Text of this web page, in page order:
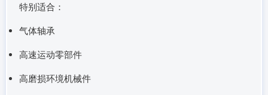
特别适合：
气体轴承
高速运动零部件
高磨损环境机械件